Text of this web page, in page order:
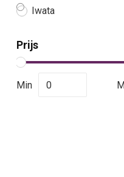
Iwata
Prijs
Min